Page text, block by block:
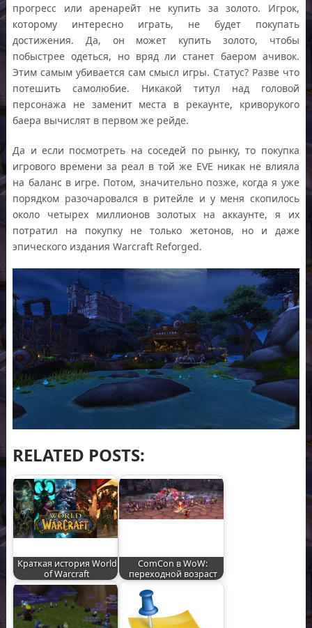
прогресс или аренарейт не купить за золото. Игрок,
которому интересно играть, не будет покупать
достижения. Да, он может купить золото, чтобы
побыстрее одеться, но вряд ли станет баером ачивок.
Этим самым убивается сам смысл игры. Статус? Разве что
потешить самолюбие. Никакой титул над головой
персонажа не заменит места в рекаунте, криворукого
баера вычислят в первом же рейде.
Да и если посмотреть на соседей по рынку, то покупка
игрового времени за реал в той же EVE никак не влияла
на баланс в игре. Потом, значительно позже, когда я уже
порядком разочаровался в ритейле и у меня скопилось
около четырех миллионов золотых на аккаунте, я их
потратил на покупку не только жетонов, но и даже
эпического издания Warcraft Reforged.
RELATED POSTS:
Краткая история World
of Warcraft
ComCon в WoW:
переходной возраст